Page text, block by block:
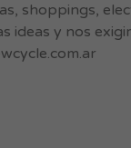
shoppings,
y nos